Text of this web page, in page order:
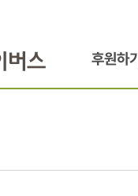
후원하기